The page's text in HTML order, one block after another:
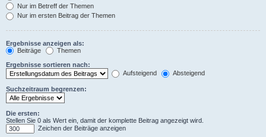
Nur im Betreff der Themen
Nur im ersten Beitrag der Themen
Ergebnisse anzeigen als:
Beiträge
Themen
Ergebnisse sortieren nach:
Aufsteigend
Absteigend
Suchzeitraum begrenzen:
Die ersten:
Stellen Sie 0 als Wert ein, damit der komplette Beitrag angezeigt wird.
Zeichen der Beiträge anzeigen